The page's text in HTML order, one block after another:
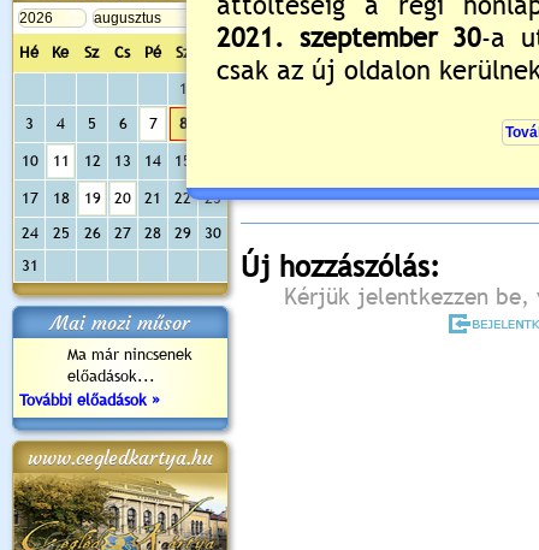
Hé Ke Sz Cs Pé Sz
Va
1
3
4 5 6 7 8
10 11 12 13 14 15
17 18 19 20 21 22
23
24
25 26 27 28 29
30
31
Mai mozi műsor
Ma már nincsenek
előadások...
További előadások »
www.cegledkartya.hu
Még nincsenek hozzászólások
Új hozzászólás:
Kérjük jelentkezzen be,